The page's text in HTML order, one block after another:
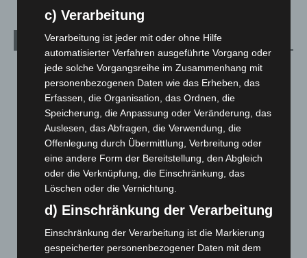
Kategorien
Blaulicht
2.799
Corona-News
Hannover und Region
5.039
Langenhagen und Ortsteile
Leserbriefe
Menschen
Über uns
Veranstaltungen
1.889
1.272
c) Verarbeitung
Verarbeitung ist jeder mit oder ohne Hilfe
automatisierter Verfahren ausgeführte Vorgang oder
jede solche Vorgangsreihe im Zusammenhang mit
personenbezogenen Daten wie das Erheben, das
Erfassen, die Organisation, das Ordnen, die
Speicherung, die Anpassung oder Veränderung, das
Auslesen, das Abfragen, die Verwendung, die
Offenlegung durch Übermittlung, Verbreitung oder
eine andere Form der Bereitstellung, den Abgleich
oder die Verknüpfung, die Einschränkung, das
Löschen oder die Vernichtung.
d) Einschränkung der Verarbeitung
Einschränkung der Verarbeitung ist die Markierung
gespeicherter personenbezogener Daten mit dem